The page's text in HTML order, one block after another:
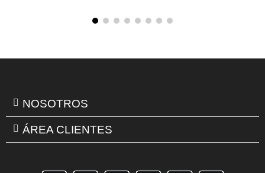
NOSOTROS
ÁREA CLIENTES